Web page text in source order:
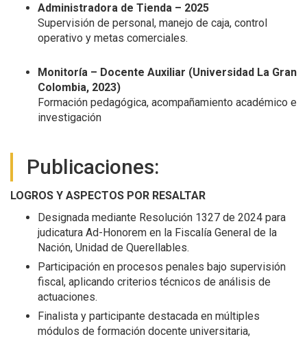
Administradora de Tienda – 2025
Supervisión de personal, manejo de caja, control
operativo y metas comerciales.
Monitoría – Docente Auxiliar (Universidad La Gran
Colombia, 2023)
Formación pedagógica, acompañamiento académico e
investigación
Publicaciones:
LOGROS Y ASPECTOS POR RESALTAR
Designada mediante Resolución 1327 de 2024 para
judicatura Ad-Honorem en la Fiscalía General de la
Nación, Unidad de Querellables.
Participación en procesos penales bajo supervisión
fiscal, aplicando criterios técnicos de análisis de
actuaciones.
Finalista y participante destacada en múltiples
módulos de formación docente universitaria,